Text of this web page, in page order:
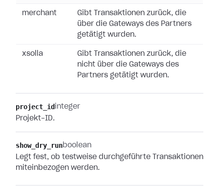
merchant
Gibt Transaktionen zurück, die
über die Gateways des Partners
getätigt wurden.
xsolla
Gibt Transaktionen zurück, die
nicht über die Gateways des
Partners getätigt wurden.
project_id integer
Projekt-ID.
show_dry_runboolean
Legt fest, ob testweise durchgeführte Transaktionen
miteinbezogen werden.